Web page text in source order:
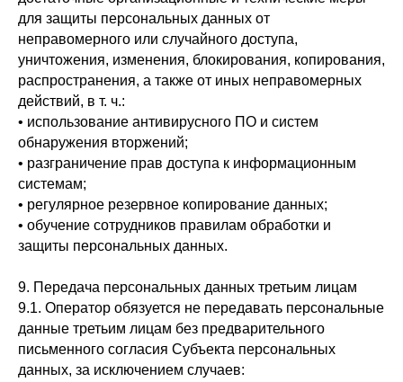
для защиты персональных данных от
неправомерного или случайного доступа,
уничтожения, изменения, блокирования, копирования,
распространения, а также от иных неправомерных
действий, в т. ч.:
• использование антивирусного ПО и систем
обнаружения вторжений;
• разграничение прав доступа к информационным
системам;
• регулярное резервное копирование данных;
• обучение сотрудников правилам обработки и
защиты персональных данных.
9. Передача персональных данных третьим лицам
9.1. Оператор обязуется не передавать персональные
данные третьим лицам без предварительного
письменного согласия Субъекта персональных
данных, за исключением случаев: